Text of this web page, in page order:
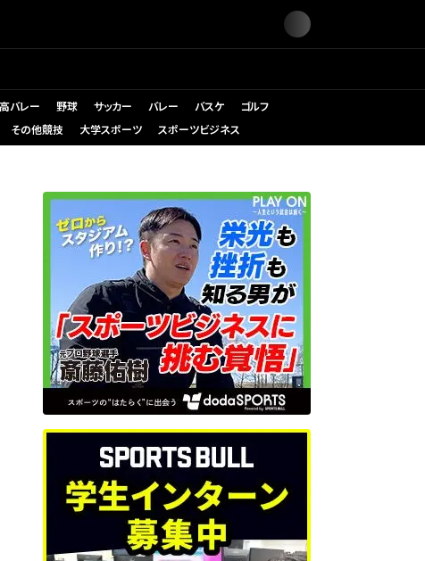
バレー 野球 サッカー バレー バスケ
ゴルフ
その他競技 大学スポーツ スポーツビジネス